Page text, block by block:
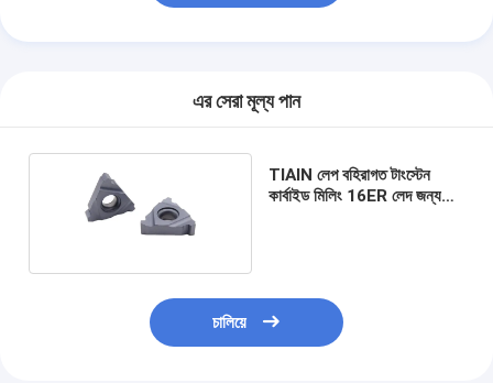
এর সেরা মূল্য পান
TIAIN লেপ বহিরাগত টাংস্টেন
কার্বাইড মিলিং 16ER লেদ জন্য
চালিয়ে